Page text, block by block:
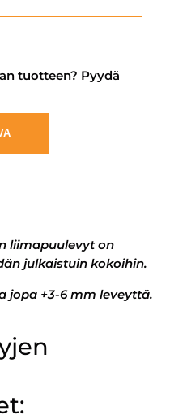
tuotteen? Pyydä
liimapuulevyt on
julkaistuin kokoihin.
jopa +3-6 mm leveyttä.